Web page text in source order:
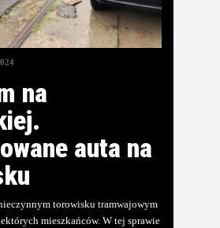
na
auta na
torowisku tramwajowym
mieszkańców. W tej sprawie